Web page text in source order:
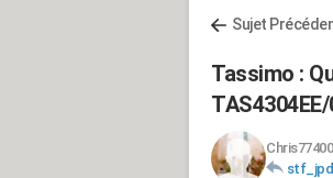
Sujet
Tassimo :
TAS4304EE/
Chris77400